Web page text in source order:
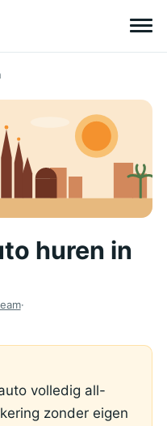
huren in
·
volledig all-
zonder eigen